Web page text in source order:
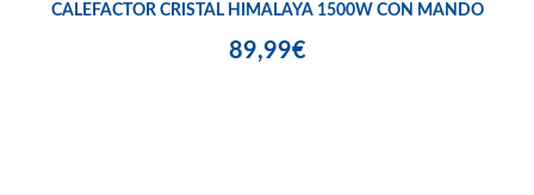
CALEFACTOR CRISTAL HIMALAYA 1500W CON MANDO
89,99€